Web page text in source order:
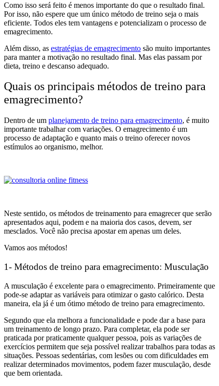
Como isso será feito é menos importante do que o resultado final.
Por isso, não espere que um único método de treino seja o mais
eficiente. Todos eles tem vantagens e potencializam o processo de
emagrecimento.
Além disso, as estratégias de emagrecimento são muito importantes
para manter a motivação no resultado final. Mas elas passam por
dieta, treino e descanso adequado.
Quais os principais métodos de treino para
emagrecimento?
Dentro de um planejamento de treino para emagrecimento, é muito
importante trabalhar com variações. O emagrecimento é um
processo de adaptação e quanto mais o treino oferecer novos
estímulos ao organismo, melhor.
Neste sentido, os métodos de treinamento para emagrecer que serão
apresentados aqui, podem e na maioria dos casos, devem, ser
mesclados. Você não precisa apostar em apenas um deles.
Vamos aos métodos!
1- Métodos de treino para emagrecimento: Musculação
A musculação é excelente para o emagrecimento. Primeiramente que
pode-se adaptar as variáveis para otimizar o gasto calórico. Desta
maneira, ela já é um ótimo método de treino para emagrecimento.
Segundo que ela melhora a funcionalidade e pode dar a base para
um treinamento de longo prazo. Para completar, ela pode ser
praticada por praticamente qualquer pessoa, pois as variações de
exercícios permitem que seja possível realizar trabalhos para todas as
situações. Pessoas sedentárias, com lesões ou com dificuldades em
realizar determinados movimentos, podem fazer musculação, desde
que bem orientada.